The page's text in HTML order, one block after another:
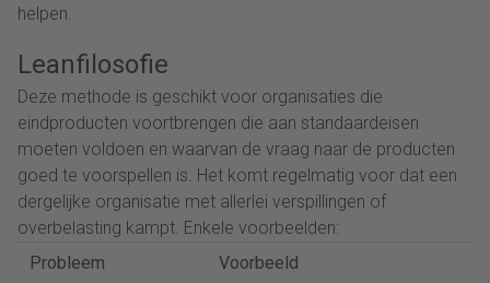
helpen.
Leanfilosofie
Deze methode is geschikt voor organisaties die
eindproducten voortbrengen die aan standaardeisen
moeten voldoen en waarvan de vraag naar de producten
goed te voorspellen is. Het komt regelmatig voor dat een
dergelijke organisatie met allerlei verspillingen of
overbelasting kampt. Enkele voorbeelden:
Probleem
Voorbeeld